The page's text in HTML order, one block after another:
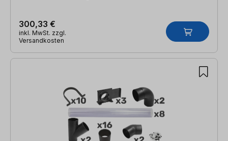
300,33 €
inkl. MwSt. zzgl.
Versandkosten